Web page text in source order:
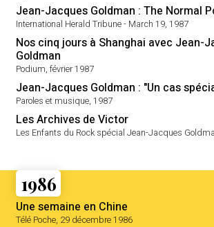
Jean-Jacques Goldman : The Normal
International Herald Tribune - March 19, 1987
Nos cinq jours à Shanghai avec Jean-
Goldman
Podium, février 1987
Jean-Jacques Goldman : "Un cas
Paroles et musique, 1987
Les Archives de Victor
Les Enfants du Rock spécial Jean-Jacques
1986
Une semaine en Chine
Télé Poche, 29 décembre 1986